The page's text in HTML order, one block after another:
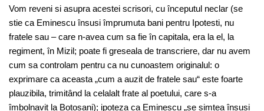
Vom reveni si asupra acestei scrisori, cu începutul neclar (se
stie ca Eminescu însusi împrumuta bani pentru Ipotesti, nu
fratele sau – care n-avea cum sa fie în capitala, era la el, la
regiment, în Mizil; poate fi greseala de transcriere, dar nu avem
cum sa controlam pentru ca nu cunoastem originalul: o
exprimare ca aceasta „cum a auzit de fratele sau“ este foarte
plauzibila, trimitând la celalalt frate al poetului, care s-a
îmbolnavit la Botosani); ipoteza ca Eminescu „se simtea însusi